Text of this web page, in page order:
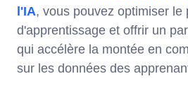
l'IA, vous pouvez optimiser le
d'apprentissage et offrir un
qui accélère la montée en
sur les données des